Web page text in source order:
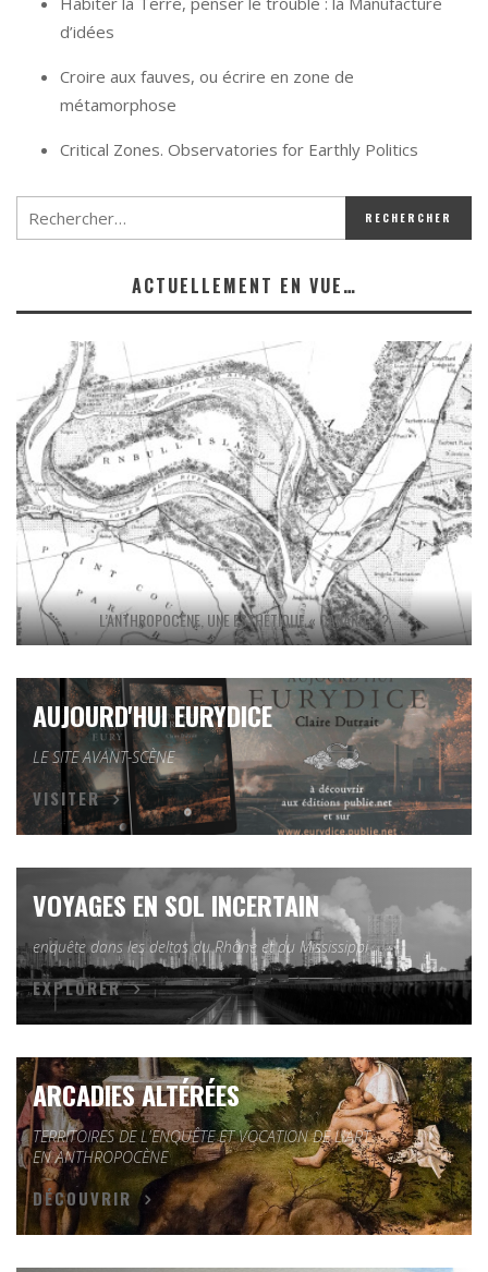
d’idées
Croire aux fauves, ou écrire en zone de
métamorphose
Critical Zones. Observatories for Earthly Politics
ACTUELLEMENT EN VUE…
L’ANTHROPOCÈNE, UNE ESTHÉTIQUE « CANARD » ?
AUJOURD'HUI EURYDICE
LE SITE AVANT-SCÈNE
VISITER
VOYAGES EN SOL INCERTAIN
enquête dans les deltas du Rhône et du Mississippi
EXPLORER
ARCADIES ALTÉRÉES
TERRITOIRES DE L'ENQUÊTE ET VOCATION DE L'ART
EN ANTHROPOCÈNE
DÉCOUVRIR